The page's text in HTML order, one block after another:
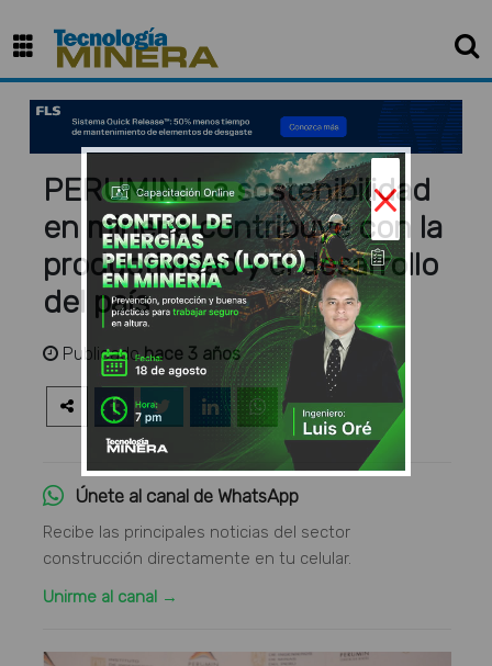
PERUMIN: La sostenibilidad
en minería contribuye con la
productividad y el desarrollo
del país
Publicadohace 3 años
Únete al canal de WhatsApp
Recibe las principales noticias del sector
construcción directamente en tu celular.
Unirme al canal →
×